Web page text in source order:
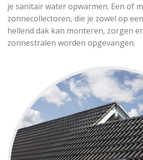
je sanitair water opwarmen. Een of
zonnecollectoren, die je zowel op
hellend dak kan monteren, zorgen
zonnestralen worden opgevangen.